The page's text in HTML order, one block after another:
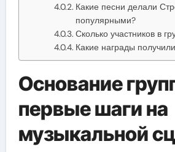
Какие песни делали
популярными?
Сколько участников в
Какие награды
Основание
первые шаги на
музыкальной